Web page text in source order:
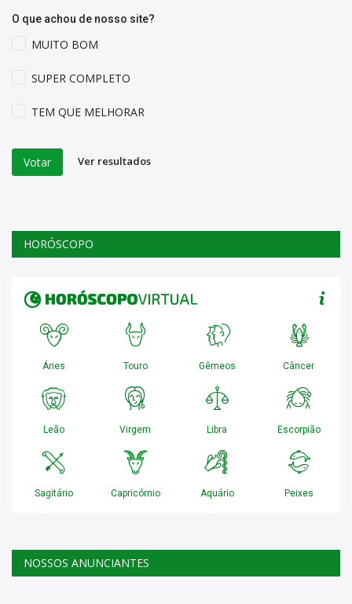
O que achou de nosso site?
MUITO BOM
SUPER COMPLETO
TEM QUE MELHORAR
Votar Ver resultados
HORÓSCOPO
NOSSOS ANUNCIANTES